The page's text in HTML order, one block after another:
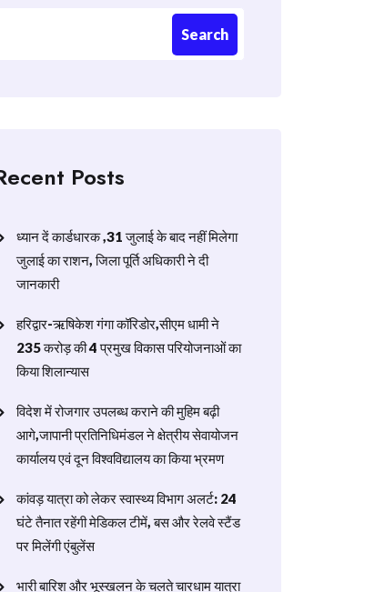
Search
Posts
ध्यान दें कार्डधारक ,31 जुलाई के बाद नहीं मिलेगा
जुलाई का राशन, जिला पूर्ति अधिकारी ने दी
जानकारी
हरिद्वार-ऋषिकेश गंगा कॉरिडोर,सीएम धामी ने
235 करोड़ की 4 प्रमुख विकास परियोजनाओं का
किया शिलान्यास
विदेश में रोजगार उपलब्ध कराने की मुहिम बढ़ी
आगे,जापानी प्रतिनिधिमंडल ने क्षेत्रीय सेवायोजन
कार्यालय एवं दून विश्वविद्यालय का किया भ्रमण
​कांवड़ यात्रा को लेकर स्वास्थ्य विभाग अलर्ट: 24
घंटे तैनात रहेंगी मेडिकल टीमें, बस और रेलवे स्टैंड
पर मिलेंगी एंबुलेंस
​भारी बारिश और भूस्खलन के चलते चारधाम यात्रा